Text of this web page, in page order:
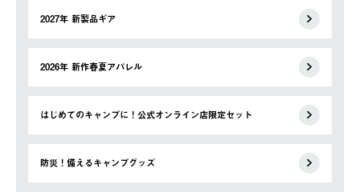
2027年 新製品ギア
2026年 新作春夏アパレル
はじめてのキャンプに！公式オンライン店限定セット
防災！備えるキャンプグッズ